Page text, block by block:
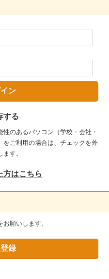
する
のあるパソコン（学校・会社・
をご利用の場合は、チェックを外
す。
方はこちら
願いします。